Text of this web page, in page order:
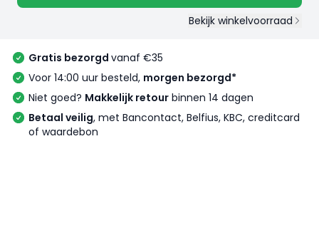
Bekijk winkelvoorraad
Gratis bezorgd vanaf €35
Voor 14:00 uur besteld, morgen bezorgd*
Niet goed? Makkelijk retour binnen 14 dagen
Betaal veilig, met Bancontact, Belfius, KBC, creditcard
of waardebon